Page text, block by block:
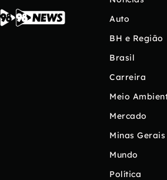
Auto
BH e Região
Brasil
Carreira
Meio
Mercado
Minas Gerais
Mundo
Política